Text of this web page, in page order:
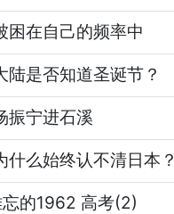
困在自己的频率中
陆是否知道圣诞节？
振宁进石溪
什么始终认不清日本？
的1962 高考(2)